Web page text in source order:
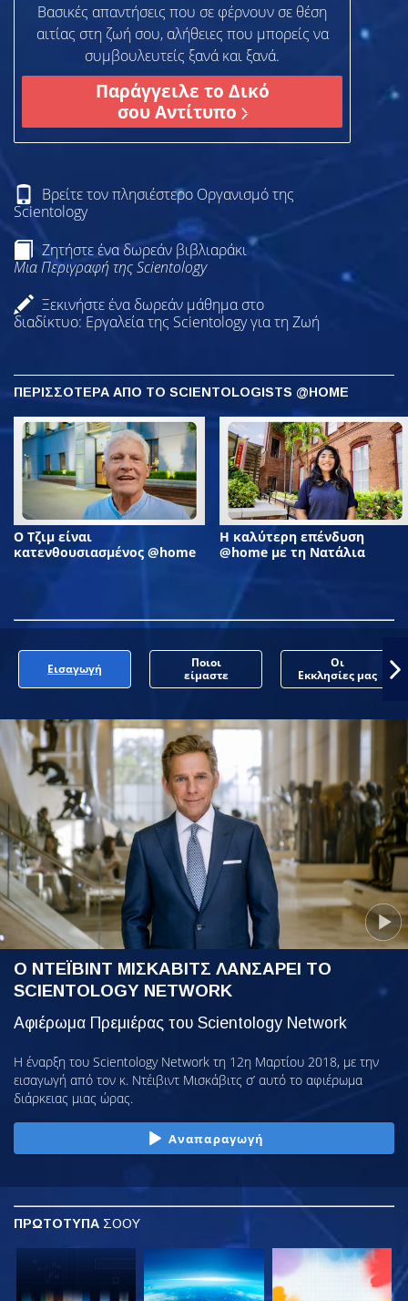
Βασικές απαντήσεις που σε φέρνουν σε θέση
αιτίας στη ζωή σου, αλήθειες που μπορείς να
συμβουλευτείς ξανά και ξανά.
Παράγγειλε το Δικό
σου Αντίτυπο
Βρείτε τον πλησιέστερο Οργανισμό της
Scientology
Ζητήστε ένα δωρεάν βιβλιαράκι
Μια Περιγραφή της Scientology
Ξεκινήστε ένα δωρεάν μάθημα στο
διαδίκτυο: Εργαλεία της Scientology για τη Ζωή
ΠΕΡΙΣΣΟΤΕΡΑ ΑΠΟ ΤΟ SCIENTOLOGISTS @HOME
Ο Τζιμ είναι
κατενθουσιασμένος @home
Η καλύτερη επένδυση
@home με τη Νατάλια
Εισαγωγή
Ποιοι
είμαστε
Οι
Εκκλησίες μας
Ο ΝΤΕΪΒΙΝΤ ΜΙΣΚΑΒΙΤΣ ΛΑΝΣΑΡΕΙ ΤΟ
SCIENTOLOGY NETWORK
Αφιέρωμα Πρεμιέρας του Scientology Network
Η έναρξη του Scientology Network τη 12η Μαρτίου 2018, με την
εισαγωγή από τον κ. Ντέιβιντ Μισκάβιτς σ’ αυτό το αφιέρωμα
διάρκειας μιας ώρας.
Αναπαραγωγή
ΠΡΩΤΟΤΥΠΑ ΣΟΟΥ